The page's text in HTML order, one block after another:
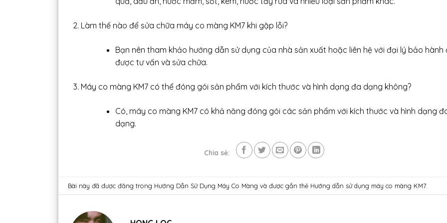
Làm thế nào để sửa chữa máy co màng KM7 khi gặp lỗi?
Bạn nên tham khảo hướng dẫn sử dụng của nhà sản xuất hoặc liên hệ với đại lý bảo hành
được tư vấn và sửa chữa.
Máy co màng KM7 có thể đóng gói sản phẩm với kích thước và hình dạng đa dạng không?
Có, máy co màng KM7 có khả năng đóng gói các sản phẩm với kích thước và hình dạng
dạng.
Chia sẻ:
Bài này đã được đăng trong Hướng Dẫn Sử Dụng Máy Co Màng và được gắn thẻ Hướng dẫn sử dụng máy co màng KM7.